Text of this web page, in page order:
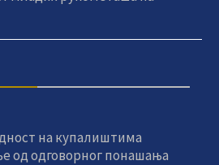
на купалиштима
од одговорног понашања